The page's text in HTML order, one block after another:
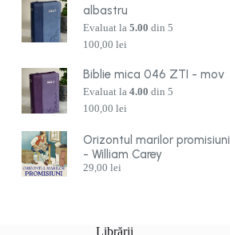
albastru
Evaluat la5.00 din 5
100,00lei
Biblie mica 046 ZTI - mov
Evaluat la4.00 din 5
100,00lei
Orizontul marilor promisiuni
- William Carey
29,00lei
Librării